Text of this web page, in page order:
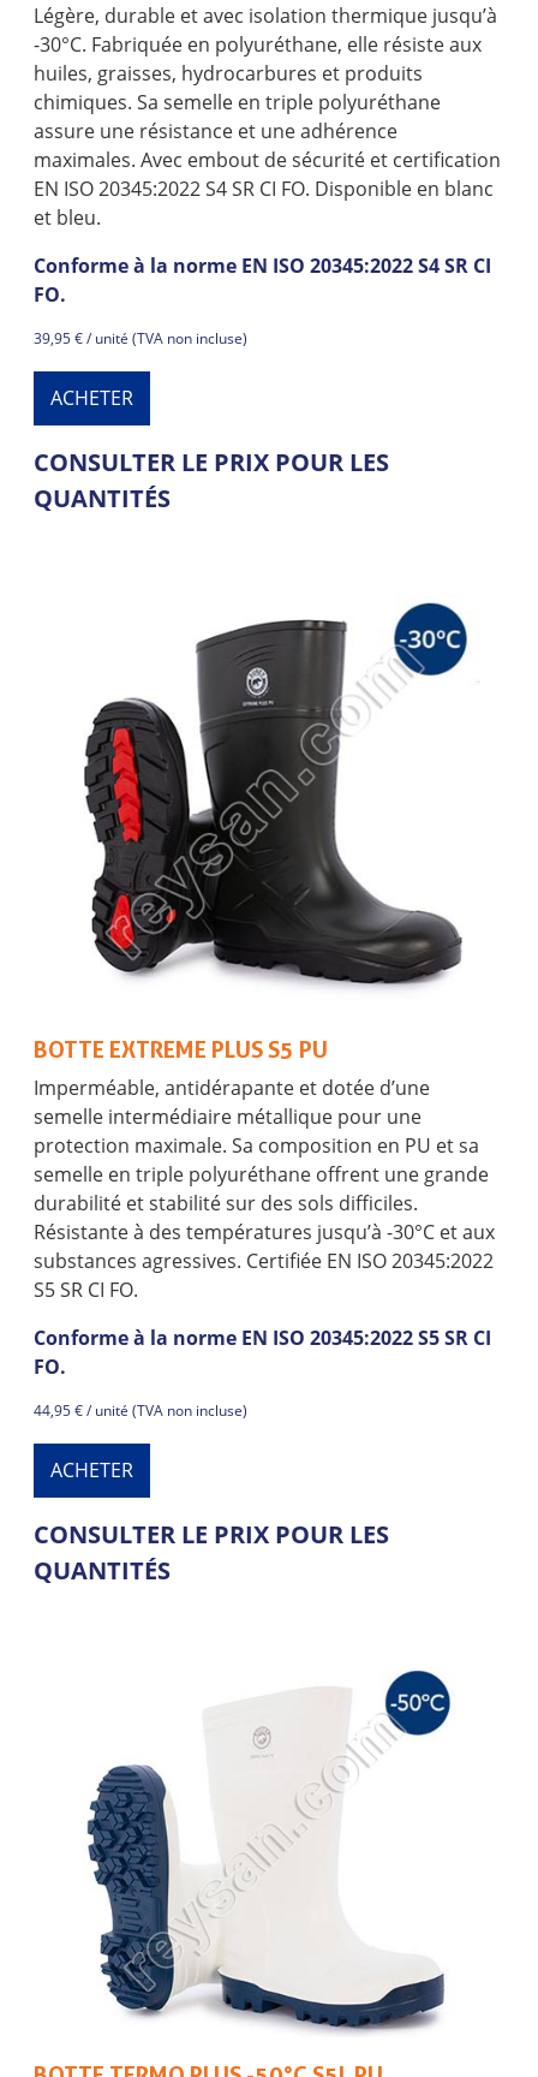
Légère, durable et avec isolation thermique jusqu’à
-30°C. Fabriquée en polyuréthane, elle résiste aux
huiles, graisses, hydrocarbures et produits
chimiques. Sa semelle en triple polyuréthane
assure une résistance et une adhérence
maximales. Avec embout de sécurité et certification
EN ISO 20345:2022 S4 SR CI FO. Disponible en blanc
et bleu.
Conforme à la norme EN ISO 20345:2022 S4 SR CI
FO.
39,95 € / unité (TVA non incluse)
ACHETER
CONSULTER LE PRIX POUR LES
QUANTITÉS
BOTTE EXTREME PLUS S5 PU
Imperméable, antidérapante et dotée d’une
semelle intermédiaire métallique pour une
protection maximale. Sa composition en PU et sa
semelle en triple polyuréthane offrent une grande
durabilité et stabilité sur des sols difficiles.
Résistante à des températures jusqu’à -30°C et aux
substances agressives. Certifiée EN ISO 20345:2022
S5 SR CI FO.
Conforme à la norme EN ISO 20345:2022 S5 SR CI
FO.
44,95 € / unité (TVA non incluse)
ACHETER
CONSULTER LE PRIX POUR LES
QUANTITÉS